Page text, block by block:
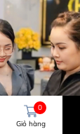
TIN
KHẨU và
HÃNG.
HÃNG.
0
Giỏ hàng